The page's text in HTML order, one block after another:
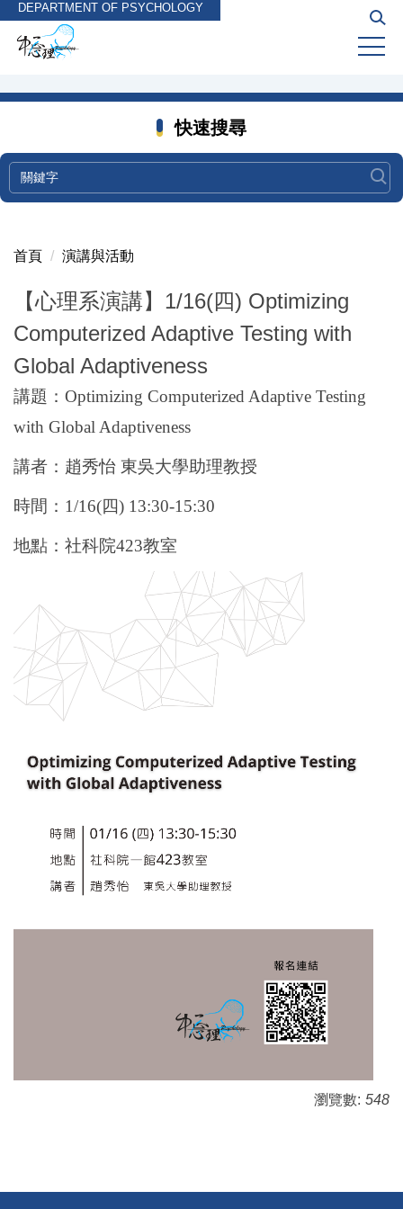
跳
到
內
DEPARTMENT OF PSYCHOLOGY
快速搜尋
首頁 演講與活動
【心理系演講】1/16(四) Optimizing
Computerized Adaptive Testing with
Global Adaptiveness
講題：Optimizing Computerized Adaptive Testing
with Global Adaptiveness
講者：趙秀怡 東吳大學助理教授
時間：1/16(四) 13:30-15:30
地點：社科院423教室
瀏覽數: 548